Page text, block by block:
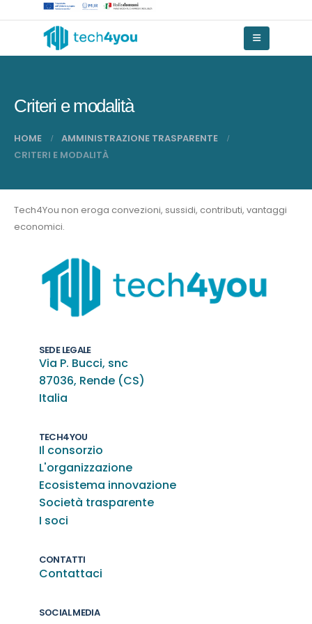
Criteri e modalità
HOME
AMMINISTRAZIONE TRASPARENTE
CRITERI E MODALITÀ
Tech4You non eroga convezioni, sussidi, contributi, vantaggi
economici.
SEDE LEGALE
Via P. Bucci, snc
87036, Rende (CS)
Italia
TECH4YOU
Il consorzio
L'organizzazione
Ecosistema innovazione
Società trasparente
I soci
CONTATTI
Contattaci
SOCIAL MEDIA